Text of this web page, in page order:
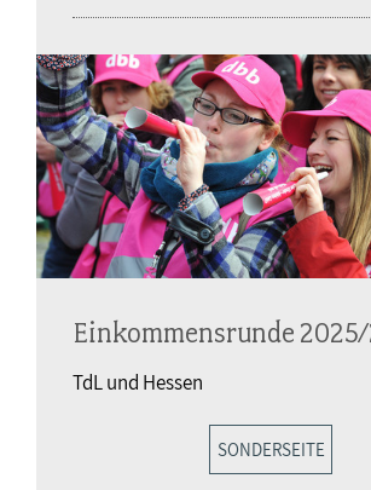
Einkommensrunde
TdL und Hessen
SONDERSEITE